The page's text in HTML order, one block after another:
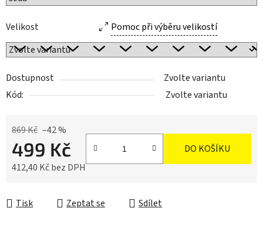
Velikost Pomoc při výběru velikostí
Dostupnost
Zvolte variantu
Kód:
Zvolte variantu
869 Kč –42 %
499 Kč
412,40 Kč bez DPH
DO KOŠÍKU
Tisk Zeptat se Sdílet